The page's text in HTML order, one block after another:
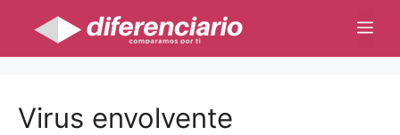
contenido
Virus envolvente